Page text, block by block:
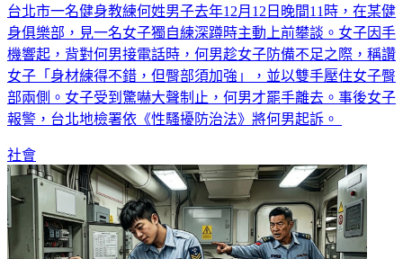
台北市一名健身教練何姓男子去年12月12日晚間11時，在某健
身俱樂部，見一名女子獨自練深蹲時主動上前攀談。女子因手
機響起，背對何男接電話時，何男趁女子防備不足之際，稱讚
女子「身材練得不錯，但臀部須加強」，並以雙手壓住女子臀
部兩側。女子受到驚嚇大聲制止，何男才罷手離去。事後女子
報警，台北地檢署依《性騷擾防治法》將何男起訴。
社會